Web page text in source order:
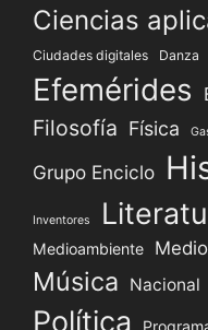
Ciencias
Ciudades digitales Danza
Efemérides
Filosofía Física
Grupo Enciclo
Inventores
Medioambiente
Música Nacional
Política